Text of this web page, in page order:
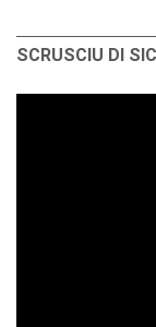
SCRUSCIU DI